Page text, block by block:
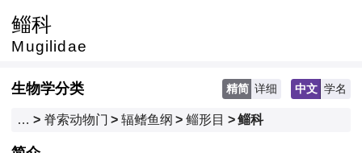
鲻科
Mugilidae
生物学分类 中文 学名
精简 详细
… > 脊索动物门 > 辐鳍鱼纲 > 鲻形目 >鲻科